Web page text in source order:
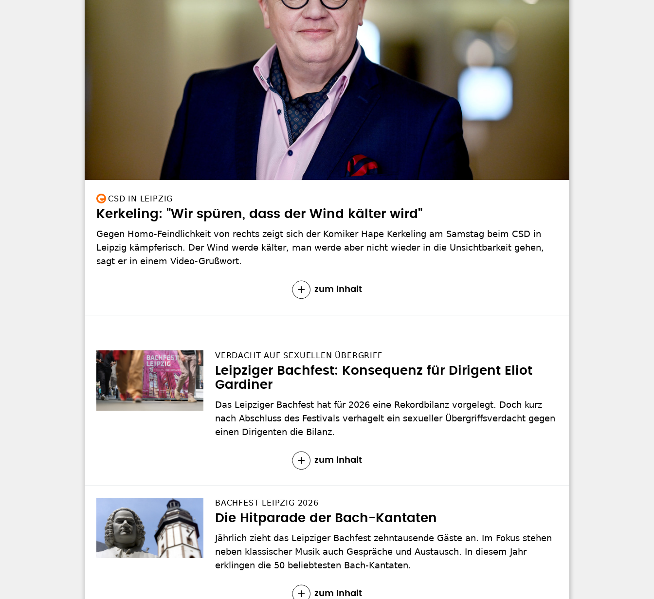
CSD IN LEIPZIG
Kerkeling: "Wir spüren, dass der Wind kälter wird"
Gegen Homo-Feindlichkeit von rechts zeigt sich der Komiker Hape Kerkeling am Samstag beim CSD in
Leipzig kämpferisch. Der Wind werde kälter, man werde aber nicht wieder in die Unsichtbarkeit gehen,
sagt er in einem Video-Grußwort.
zum Inhalt
VERDACHT AUF SEXUELLEN ÜBERGRIFF
Leipziger Bachfest: Konsequenz für Dirigent Eliot
Gardiner
Das Leipziger Bachfest hat für 2026 eine Rekordbilanz vorgelegt. Doch kurz
nach Abschluss des Festivals verhagelt ein sexueller Übergriffsverdacht gegen
einen Dirigenten die Bilanz.
zum Inhalt
BACHFEST LEIPZIG 2026
Die Hitparade der Bach-Kantaten
Jährlich zieht das Leipziger Bachfest zehntausende Gäste an. Im Fokus stehen
neben klassischer Musik auch Gespräche und Austausch. In diesem Jahr
erklingen die 50 beliebtesten Bach-Kantaten.
zum Inhalt